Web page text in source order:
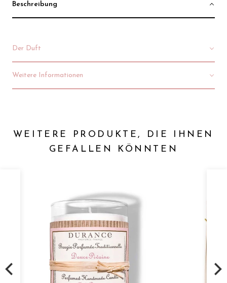
Beschreibung
Der Duft
Weitere Informationen
WEITERE PRODUKTE, DIE IHNEN
GEFALLEN KÖNNTEN